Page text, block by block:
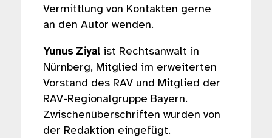
Vermittlung von Kontakten gerne
an den Autor wenden.
Yunus Ziyal ist Rechtsanwalt in
Nürnberg, Mitglied im erweiterten
Vorstand des RAV und Mitglied der
RAV-Regionalgruppe Bayern.
Zwischenüberschriften wurden von
der Redaktion eingefügt.